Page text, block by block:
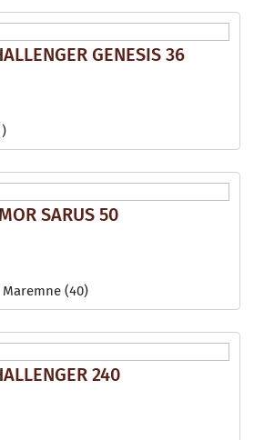
GENESIS 36
SARUS 50
(40)
240